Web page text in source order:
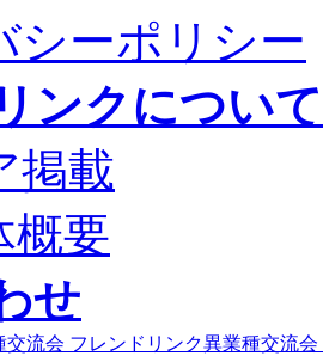
シーポリシー
ンクについて
掲載
概要
せ
フレンドリンク異業種交流会